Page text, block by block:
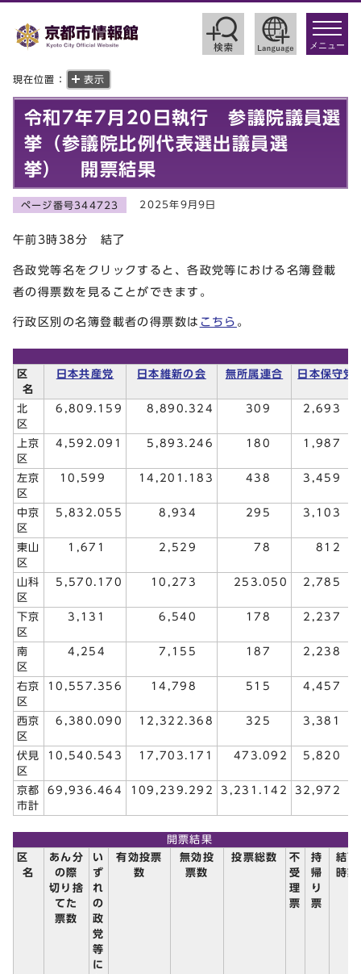
toggle
メニュー
現在位置： 表示
令和7年7月20日執行 参議院議員選
挙（参議院比例代表選出議員選
挙） 開票結果
ページ番号344723 2025年9月9日
午前3時38分 結了
各政党等名をクリックすると、各政党等における名簿登載
者の得票数を見ることができます。
行政区別の名簿登載者の得票数は こちら 。
区
名
日本共産党 日本維新の会 無所属連合 日本保守党
北
区
6,809.159 8,890.324 309 2,693
上京
区
4,592.091 5,893.246 180 1,987
左京
区
10,599 14,201.183 438 3,459
中京
区
5,832.055 8,934 295 3,103
東山
区
1,671 2,529 78 812
山科
区
5,570.170 10,273 253.050 2,785
下京
区
3,131 6,540 178 2,237
南
区
4,254 7,155 187 2,238
右京
区
10,557.356 14,798 515 4,457
西京
区
6,380.090 12,322.368 325 3,381
伏見
区
10,540.543 17,703.171 473.092 5,820
京都
市計
69,936.464 109,239.292 3,231.142 32,972
開票結果
区
名
あん分
の際
切り捨
てた
票数
い
ず
れ
の
政
党
等
に
有効投票
数
無効投
票数
投票総数
不
受
理
票
持
帰
り
票
結了
時刻